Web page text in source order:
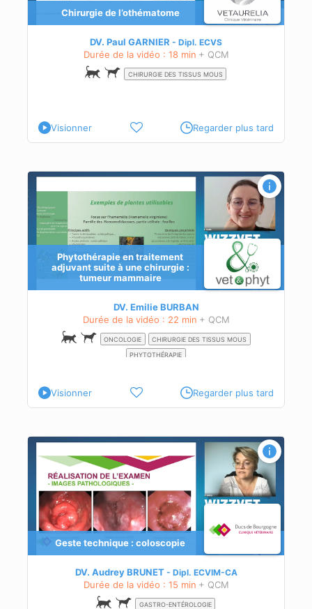
Chirurgie de l’othématome
DV. Paul GARNIER Dipl. ECVS
Durée de la vidéo : 18 min + QCM
CHIRURGIE DES TISSUS MOUS
Visionner Regarder plus tard
Phytothérapie en traitement
adjuvant suite à une chirurgie :
tumeur mammaire
DV. Emilie BURBAN
Durée de la vidéo : 22 min + QCM
ONCOLOGIE
CHIRURGIE DES TISSUS MOUS
PHYTOTHÉRAPIE
Visionner Regarder plus tard
Geste technique : coloscopie
DV. Audrey BRUNET Dipl. ECVIM-CA
Durée de la vidéo : 15 min + QCM
GASTRO-ENTÉROLOGIE